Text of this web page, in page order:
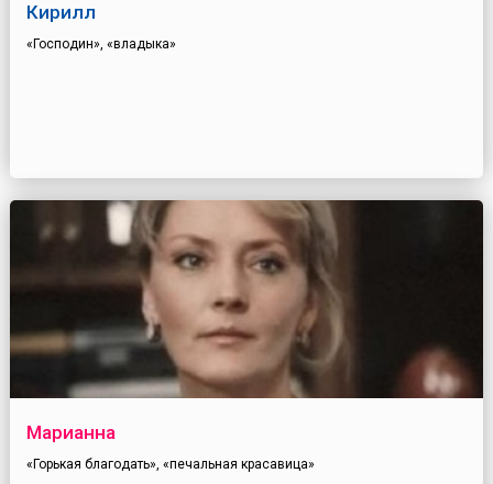
Кирилл
«Господин», «владыка»
Марианна
«Горькая благодать», «печальная красавица»